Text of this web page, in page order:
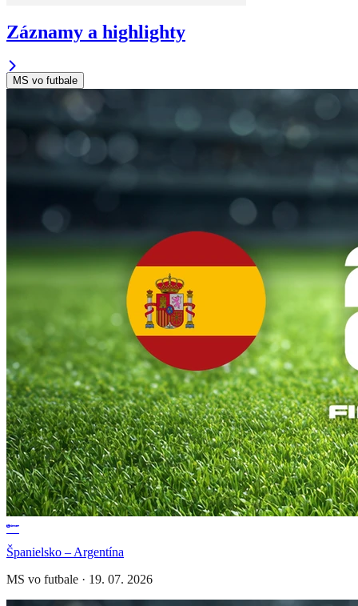
Záznamy a highlighty
MS vo futbale
Španielsko – Argentína
MS vo futbale · 19. 07. 2026